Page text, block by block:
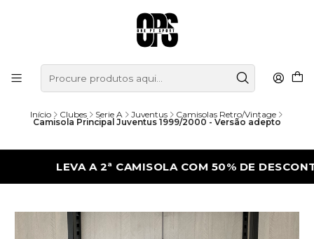
Início Clubes Serie A Juventus Camisolas Retro/Vintage
Camisola Principal Juventus 1999/2000 - Versão adepto
LEVA A 2ª CAMISOLA COM 50% DE DESCONTO